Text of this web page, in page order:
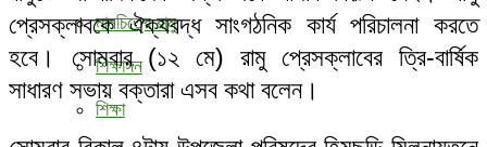
মানচিত্রে রামু
শিক্ষাঙ্গন
শিক্ষা
প্রেসক্লাবকে ঐক্যবদ্ধ সাংগঠনিক কার্য পরিচালনা করতে
হবে। সোমবার (১২ মে) রামু প্রেসক্লাবের ত্রি-বার্ষিক
সাধারণ সভায় বক্তারা এসব কথা বলেন।